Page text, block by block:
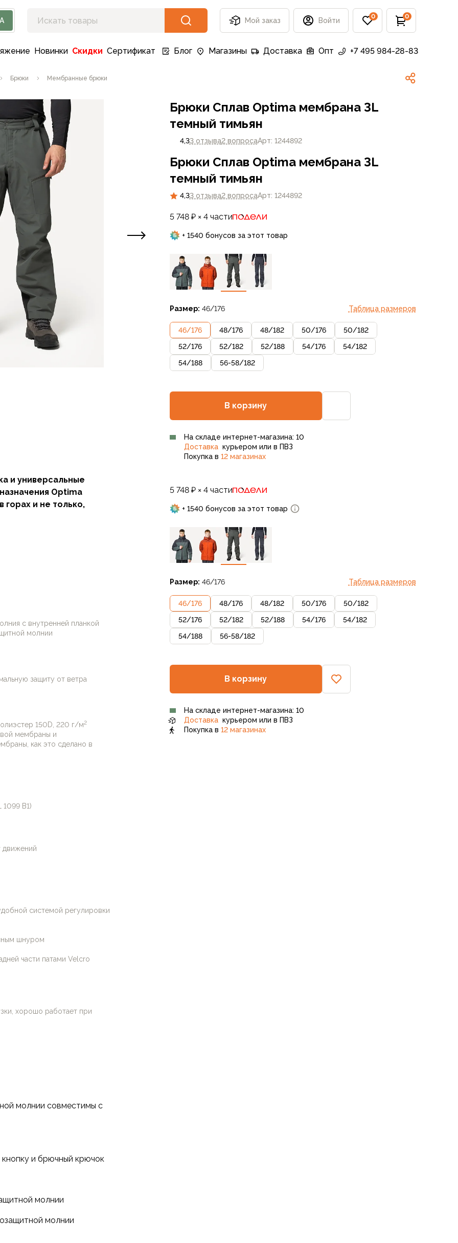
Мой заказ Войти 0 0
Новинки Скидки Сертификат Блог Магазины Доставка Опт +7 495 984-28-83
Брюки Мембранные брюки
и универсальные
Optima
горах и не только,
гидрофобного
Gore-tex. Lutra –
и влажности,
водостойкости,
с поясами
всё, что нужно от
– Optima будут
мембранные
и регулируемая
ботинком.
с внутренней планкой
молнии
защиту от ветра
150D, 220 г/м2
мембраны и
как это сделано в
1099 B1)
движений
системой регулировки
шнуром
части патами Velcro
хорошо работает при
молнии совместимы с
кнопку и брючный крючок
молнии
молнии
5 748 ₽ × 4 части
+ 1540 бонусов за этот товар
Брюки Сплав Optima мембрана 3L
темный тимьян
Размер: 46/176 Таблица размеров
46/176 48/176 48/182 50/176 50/182
52/176 52/182 52/188 54/176 54/182
54/188 56-58/182
В корзину
4,33 отзыва2 вопросаАрт: 1244892
На складе интернет-магазина: 10
Доставкакурьером или в ПВЗ
Покупка в 12 магазинах
5 748 ₽ × 4 части
+ 1540 бонусов за этот товар
Брюки Сплав Optima мембрана 3L
темный тимьян
Размер: 46/176 Таблица размеров
46/176 48/176 48/182 50/176 50/182
52/176 52/182 52/188 54/176 54/182
54/188 56-58/182
В корзину
4,33 отзыва2 вопросаАрт: 1244892
На складе интернет-магазина: 10
Доставкакурьером или в ПВЗ
Покупка в 12 магазинах